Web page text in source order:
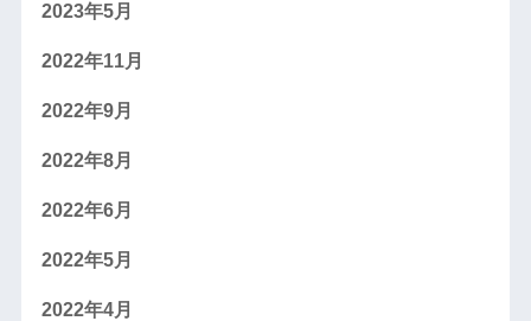
2023年5月
2022年11月
2022年9月
2022年8月
2022年6月
2022年5月
2022年4月